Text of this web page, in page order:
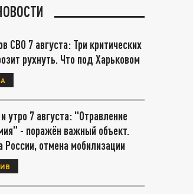
СВО 7 августа: Три критических
рухнуть. Что под Харьковом
утро 7 августа: "Отравление
- поражён важный объект.
России, отмена мобилизации